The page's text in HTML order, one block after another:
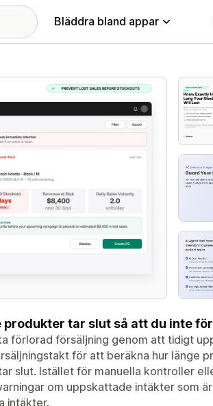
Bläddra bland appar
produkter tar slut så att du inte
förlorad försäljning genom att tidigt
för att beräkna hur länge
slut. Istället för manuella kontroller
om uppskattade intäkter som
intäkter.